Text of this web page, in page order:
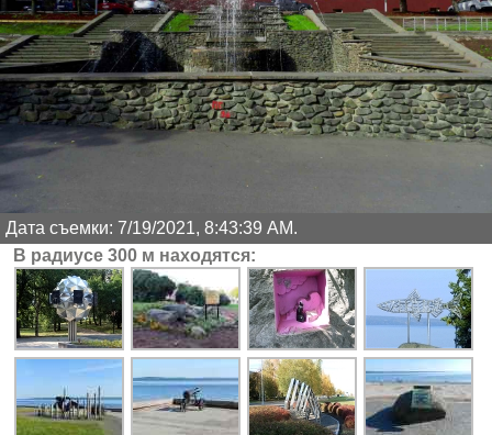
Дата съемки: 7/19/2021, 8:43:39 AM.
В радиусе 300 м находятся: